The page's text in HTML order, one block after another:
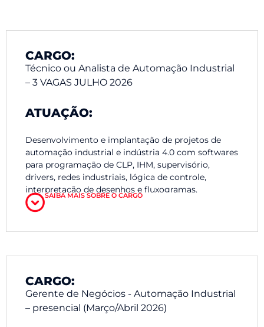
CARGO:
Técnico ou Analista de Automação Industrial
– 3 VAGAS JULHO 2026
ATUAÇÃO:
Desenvolvimento e implantação de projetos de
automação industrial e indústria 4.0 com softwares
para programação de CLP, IHM, supervisório,
drivers, redes industriais, lógica de controle,
interpretação de desenhos e fluxogramas.
Programação de PLCs Rockwell e/ou bons
SAIBA MAIS SOBRE O CARGO
CARGO:
Gerente de Negócios - Automação Industrial
– presencial (Março/Abril 2026)